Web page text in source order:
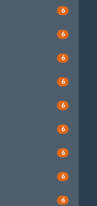
6
6
6
6
6
6
6
6
6